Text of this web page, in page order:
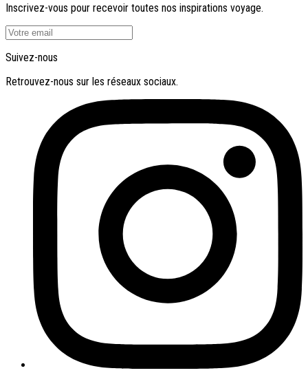
Inscrivez-vous pour recevoir toutes nos inspirations voyage.
Suivez-nous
Retrouvez-nous sur les réseaux sociaux.